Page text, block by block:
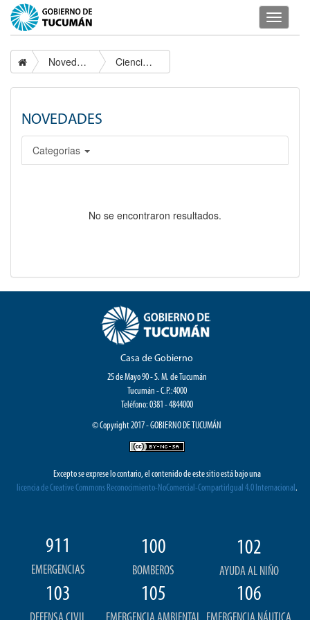
Novedades Ciencia y Tecnología
NOVEDADES
Categorias
No se encontraron resultados.
Casa de Gobierno
25 de Mayo 90 - S. M. de Tucumán
Tucumán - C.P.:4000
Teléfono: 0381 - 4844000
© Copyright 2017 - GOBIERNO DE TUCUMÁN
Excepto se exprese lo contario, el contenido de este sitio está bajo una
licencia de Creative Commons Reconocimiento-NoComercial-CompartirIgual 4.0 Internacional.
911
EMERGENCIAS
100
BOMBEROS
102
AYUDA AL NIÑO
103 105 106